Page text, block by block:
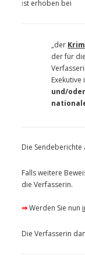
ist erhoben bei
„der
der für
Exekutive
und/
Die
Falls weitere
die Verfasserin.
⇒Werden Sie nun
Die Verfasserin